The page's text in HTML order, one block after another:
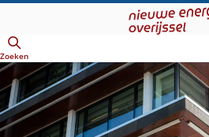
hoofdinhoud
Zoeken